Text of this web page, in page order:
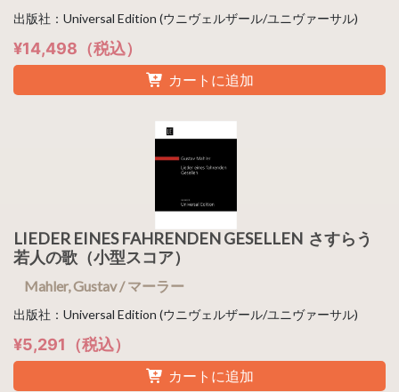
出版社：Universal Edition (ウニヴェルザール/ユニヴァーサル)
¥14,498（税込）
カートに追加
LIEDER EINES FAHRENDEN GESELLEN さすらう
若人の歌（小型スコア）
Mahler, Gustav / マーラー
出版社：Universal Edition (ウニヴェルザール/ユニヴァーサル)
¥5,291（税込）
カートに追加